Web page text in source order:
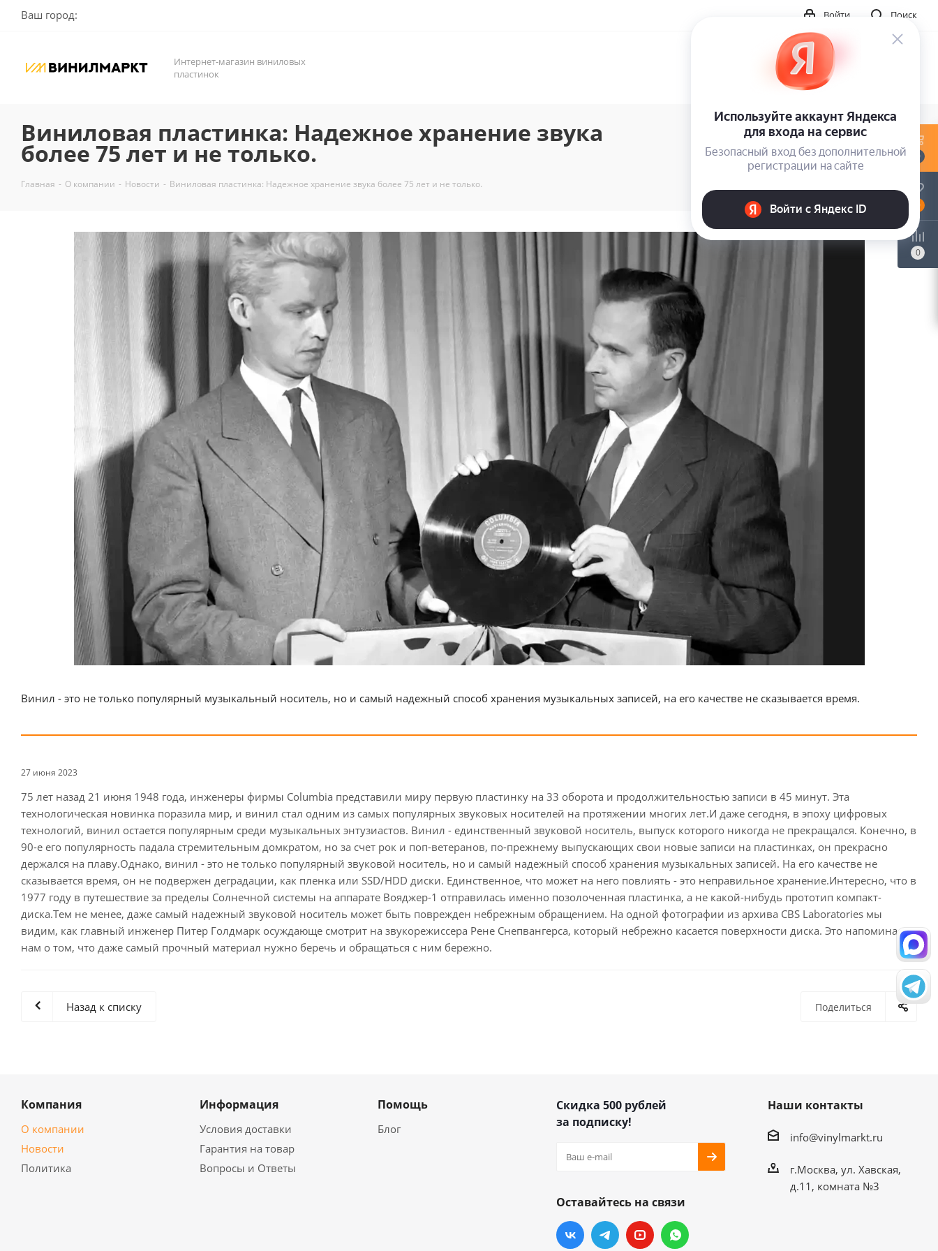
Ваш город: Поиск
Войти
Интернет-магазин виниловых
пластинок
Виниловая пластинка: Надежное хранение звука
более 75 лет и не только.
Главная - О компании - Новости - Виниловая пластинка: Надежное хранение звука более 75 лет и не только.
Винил - это не только популярный музыкальный носитель, но и самый надежный способ хранения музыкальных записей, на его качестве не сказывается время.
27 июня 2023
75 лет назад 21 июня 1948 года, инженеры фирмы Columbia представили миру первую пластинку на 33 оборота и продолжительностью записи в 45 минут. Эта
технологическая новинка поразила мир, и винил стал одним из самых популярных звуковых носителей на протяжении многих лет.И даже сегодня, в эпоху цифровых
технологий, винил остается популярным среди музыкальных энтузиастов. Винил - единственный звуковой носитель, выпуск которого никогда не прекращался. Конечно, в
90-е его популярность падала стремительным домкратом, но за счет рок и поп-ветеранов, по-прежнему выпускающих свои новые записи на пластинках, он прекрасно
держался на плаву.Однако, винил - это не только популярный звуковой носитель, но и самый надежный способ хранения музыкальных записей. На его качестве не
сказывается время, он не подвержен деградации, как пленка или SSD/HDD диски. Единственное, что может на него повлиять - это неправильное хранение.Интересно, что в
1977 году в путешествие за пределы Солнечной системы на аппарате Вояджер-1 отправилась именно позолоченная пластинка, а не какой-нибудь прототип компакт-
диска.Тем не менее, даже самый надежный звуковой носитель может быть поврежден небрежным обращением. На одной фотографии из архива CBS Laboratories мы
видим, как главный инженер Питер Голдмарк осуждающе смотрит на звукорежиссера Рене Снепвангерса, который небрежно касается поверхности диска. Это напоминает
нам о том, что даже самый прочный материал нужно беречь и обращаться с ним бережно.
Поделиться
Назад к списку
Компания
О компании
Новости
Политика
Информация
Условия доставки
Гарантия на товар
Вопросы и Ответы
Помощь
Блог
Скидка 500 рублей
за подписку!
Оставайтесь на связи
Наши контакты
info@vinylmarkt.ru
г.Москва, ул. Хавская,
д.11, комната №3
0
0
0